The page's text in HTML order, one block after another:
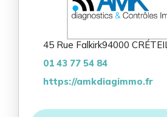
45 Rue Falkirk94000 CRÉTEIL
01 43 77 54 84
https://amkdiagimmo.fr